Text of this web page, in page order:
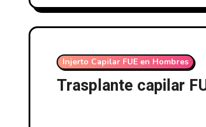
Injerto Capilar FUE en Hombres
Trasplante capilar